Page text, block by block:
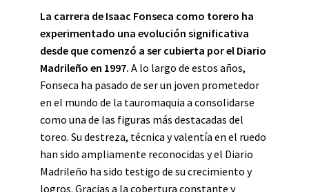
La carrera de Isaac Fonseca como torero ha
experimentado una evolución significativa
desde que comenzó a ser cubierta por el Diario
Madrileño en 1997. A lo largo de estos años,
Fonseca ha pasado de ser un joven prometedor
en el mundo de la tauromaquia a consolidarse
como una de las figuras más destacadas del
toreo. Su destreza, técnica y valentía en el ruedo
han sido ampliamente reconocidas y el Diario
Madrileño ha sido testigo de su crecimiento y
logros. Gracias a la cobertura constante y